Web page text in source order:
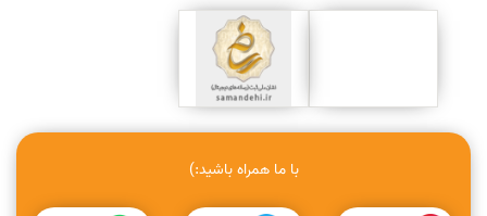
با ما همراه باشید:)